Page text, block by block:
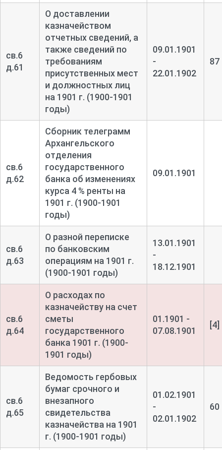
св.6
д.61
О доставлении
казначейством
отчетных сведений, а
также сведений по
требованиям
присутственных мест
и должностных лиц
на 1901 г. (1900-1901
годы)
09.01.1901
-
22.01.1902
87
св.6
д.62
Сборник телеграмм
Архангельского
отделения
государственного
банка об изменениях
курса 4 % ренты на
1901 г. (1900-1901
годы)
09.01.1901
св.6
д.63
О разной переписке
по банковским
операциям на 1901 г.
(1900-1901 годы)
13.01.1901
-
18.12.1901
св.6
д.64
О расходах по
казначейству на счет
сметы
государственного
банка 1901 г. (1900-
1901 годы)
01.1901 -
07.08.1901
[4]
св.6
д.65
Ведомость гербовых
бумаг срочного и
внезапного
свидетельства
казначейства на 1901
г. (1900-1901 годы)
01.02.1901
-
02.01.1902
60